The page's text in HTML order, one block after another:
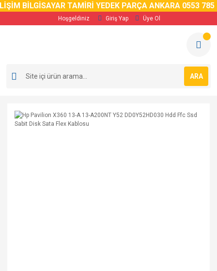
BİLGİSAYAR TAMİRİ YEDEK PARÇA ANKARA 0553 785 02
Hoşgeldiniz Giriş Yap Üye Ol
ARA